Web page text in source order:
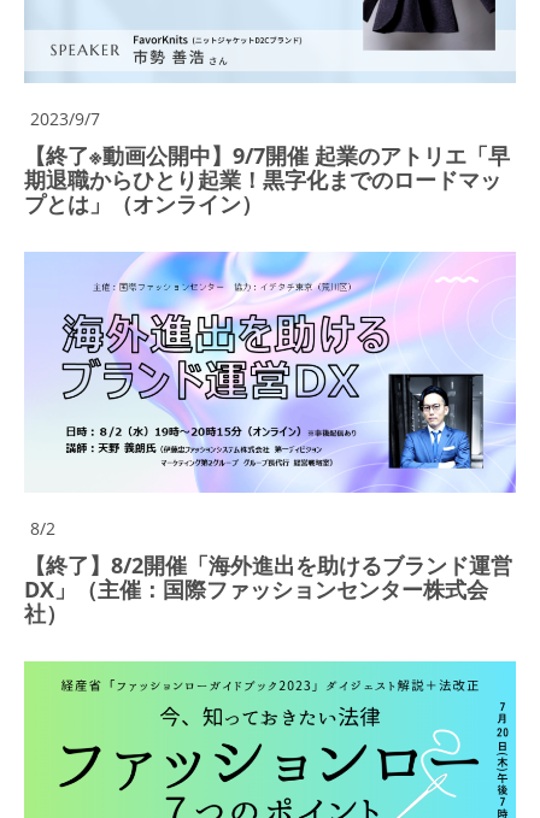
2023/9/7
【終了※動画公開中】9/7開催 起業のアトリエ「早
期退職からひとり起業！黒字化までのロードマッ
プとは」（オンライン）
8/2
【終了】8/2開催「海外進出を助けるブランド運営
DX」（主催：国際ファッションセンター株式会
社）